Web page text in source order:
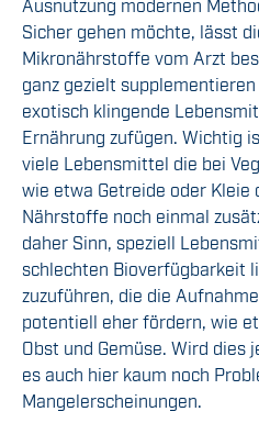
Ausnutzung modernen
Sicher gehen möchte, lässt
Mikronährstoffe vom Arzt
ganz gezielt
exotisch klingende
Ernährung zufügen. Wichtig
viele Lebensmittel die bei
wie etwa Getreide oder Kleie
Nährstoffe noch einmal
daher Sinn, speziell
schlechten Bioverfügbarkeit
zuzuführen, die die
potentiell eher fördern, wie
Obst und Gemüse. Wird dies
es auch hier kaum noch
Mangelerscheinungen.